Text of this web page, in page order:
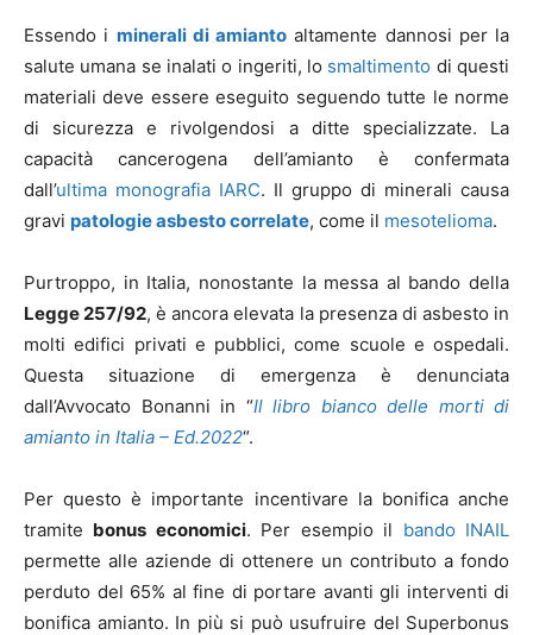
Essendo i minerali di amianto altamente dannosi per la
salute umana se inalati o ingeriti, lo smaltimento di questi
materiali deve essere eseguito seguendo tutte le norme
di sicurezza e rivolgendosi a ditte specializzate. La
capacità cancerogena dell’amianto è confermata
dall’ultima monografia IARC. Il gruppo di minerali causa
gravi patologie asbesto correlate, come il mesotelioma.
Purtroppo, in Italia, nonostante la messa al bando della
Legge 257/92, è ancora elevata la presenza di asbesto in
molti edifici privati e pubblici, come scuole e ospedali.
Questa situazione di emergenza è denunciata
dall’Avvocato Bonanni in “Il libro bianco delle morti di
amianto in Italia – Ed.2022“.
Per questo è importante incentivare la bonifica anche
tramite bonus economici. Per esempio il bando INAIL
permette alle aziende di ottenere un contributo a fondo
perduto del 65% al fine di portare avanti gli interventi di
bonifica amianto. In più si può usufruire del Superbonus